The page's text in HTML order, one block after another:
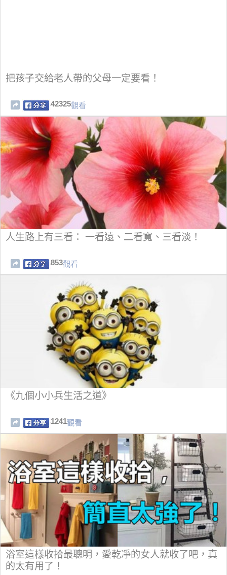
把孩子交給老人帶的父母一定要看！
42325觀看
人生路上有三看： 一看遠、二看寬、三看淡！
853觀看
《九個小小兵生活之道》
1241觀看
浴室這樣收拾最聰明，愛乾凈的女人就收了吧，真
的太有用了！